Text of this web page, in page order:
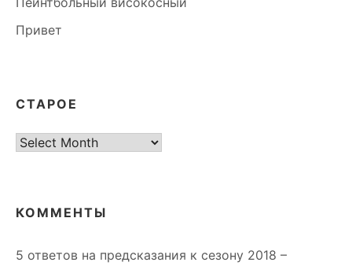
Привет
СТАРОЕ
старое
КОММЕНТЫ
5 ответов на предсказания к сезону 2018 –